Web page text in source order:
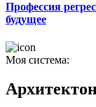
Профессия
будущее
Моя система: